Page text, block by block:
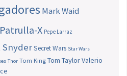
Mark Waid
Patrulla-X Pepe Larraz
SnyderSecret Wars Star Wars
Thor Tom King Tom TaylorValerio